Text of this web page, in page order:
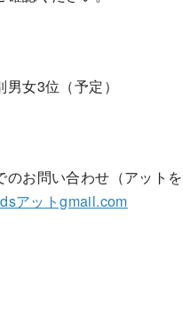
女3位（予定）
のお問い合わせ（アット
アットgmail.com